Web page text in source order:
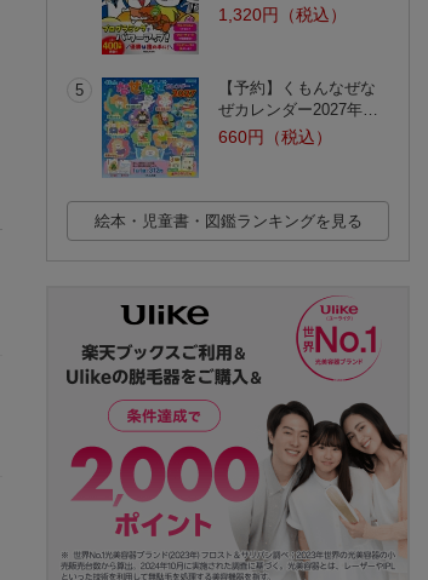
となりのきょうだい
戦 すごいぞ！ 地球
と月編
となりのきょうだい
(1件)
大野正人
1,320円（税込）
5
【予約】くもんなぜな
ぜカレンダー2027年…
660円（税込）
絵本・児童書・図鑑ランキングを見る